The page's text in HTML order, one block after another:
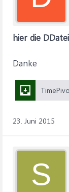
hier die DDatei
Danke
23. Juni 2015
S